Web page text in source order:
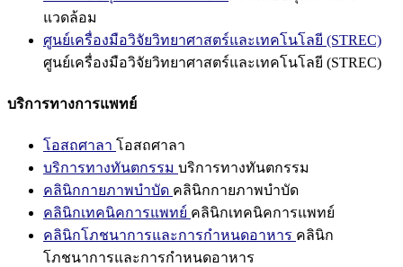
แวดล้อม
ศูนย์เครื่องมือวิจัยวิทยาศาสตร์และเทคโนโลยี (STREC)
ศูนย์เครื่องมือวิจัยวิทยาศาสตร์และเทคโนโลยี (STREC)
บริการทางการแพทย์
โอสถศาลา โอสถศาลา
บริการทางทันตกรรม บริการทางทันตกรรม
คลินิกกายภาพบำบัด คลินิกกายภาพบำบัด
คลินิกเทคนิคการแพทย์ คลินิกเทคนิคการแพทย์
คลินิกโภชนาการและการกำหนดอาหาร คลินิก
โภชนาการและการกำหนดอาหาร